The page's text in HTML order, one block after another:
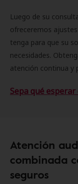
Luego de su
ofreceremos
tenga para que su
necesidades.
atención continua y
Sepa qué
Atención
combinada
seguros